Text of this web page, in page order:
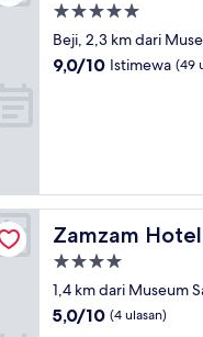
Properti
bintang
5.0
Beji, 2,3 km dari
9.0
9,0/10 Istimewa (49
Zamzam
Zamzam Hotel
Properti
bintang
4.0
1,4 km dari Museum
5.0
5,0/10 (4 ulasan)